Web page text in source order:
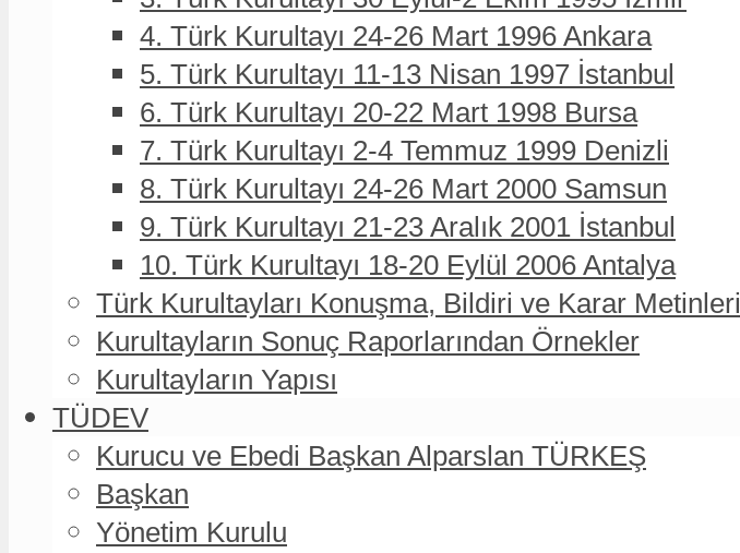
4. Türk Kurultayı 24-26 Mart 1996 Ankara
5. Türk Kurultayı 11-13 Nisan 1997 İstanbul
6. Türk Kurultayı 20-22 Mart 1998 Bursa
7. Türk Kurultayı 2-4 Temmuz 1999 Denizli
8. Türk Kurultayı 24-26 Mart 2000 Samsun
9. Türk Kurultayı 21-23 Aralık 2001 İstanbul
10. Türk Kurultayı 18-20 Eylül 2006 Antalya
Türk Kurultayları Konuşma, Bildiri ve Karar Metinleri
Kurultayların Sonuç Raporlarından Örnekler
Kurultayların Yapısı
TÜDEV
Kurucu ve Ebedi Başkan Alparslan TÜRKEŞ
Başkan
Yönetim Kurulu